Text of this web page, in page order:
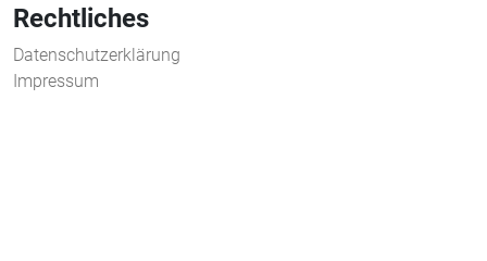
Rechtliches
Datenschutzerklärung
Impressum